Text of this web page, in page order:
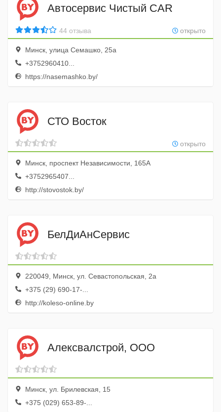
Автосервис Чистый CAR
открыто
44 отзыва
Минск, улица Семашко, 25а
+3752960410...
https://nasemashko.by/
СТО Восток
открыто
Минск, проспект Независимости, 165А
+3752965407...
http://stovostok.by/
БелДиАнСервис
220049, Минск, ул. Севастопольская, 2а
+375 (29) 690-17-...
http://koleso-online.by
Алексвалстрой, ООО
Минск, ул. Брилевская, 15
+375 (029) 653-89-...